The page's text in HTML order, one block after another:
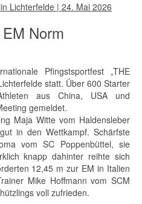
Lichterfelde | 24. Mai 2026
Norm
Pfingstsportfest „THE
statt. Über 600 Starter
aus China, USA und
gemeldet.
Maja Witte vom Haldensleber
in den Wettkampf. Schärfste
vom SC Poppenbüttel, sie
knapp dahinter reihte sich
12,45 m zur EM in Italien
Mike Hoffmann vom SCM
voll zufrieden.